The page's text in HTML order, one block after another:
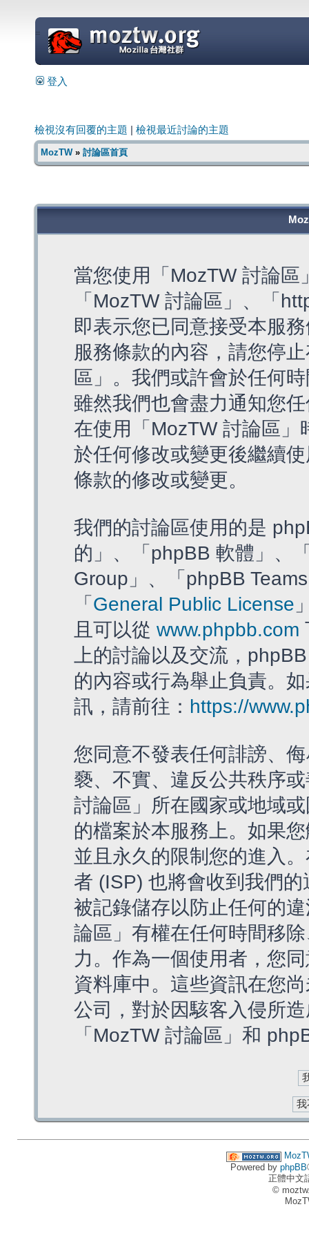
=
登入
檢視沒有回覆的主題 檢視最近討論的主題
MozTW» 討論區首頁
當您使用「MozTW 討論
「MozTW 討論區」、「
即表示您已同意接受本服
服務條款的內容，請您停
區」。我們或許會於任何
雖然我們也會盡力通知您
在使用「MozTW 討論區
於任何修改或變更後繼續
條款的修改或變更。
我們的討論區使用的是
的」、「phpBB 軟體」、
Group」、「phpBB
「 General Public License
且可以從 www.phpbb.com
上的討論以及交流，
的內容或行為舉止負責。
訊，請前往： https://
您同意不發表任何誹謗、
褻、不實、違反公共秩序
討論區」所在國家或地域
的檔案於本服務上。如果
並且永久的限制您的進入
者 (ISP) 也將會收到我們
被記錄儲存以防止任何的
論區」有權在任何時間移
力。作為一個使用者，您
資料庫中。這些資訊在您
公司，對於因駭客入侵所
「MozTW 討論區」和
Powered by phpBB
正體中文
©